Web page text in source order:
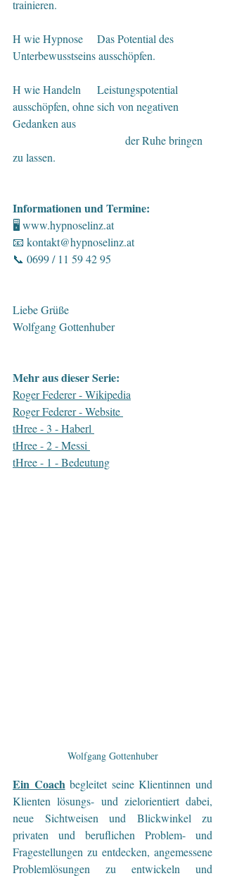
trainieren.
H wie Hypnose	Das Potential des
Unterbewusstseins ausschöpfen.
H wie Handeln	Leistungspotential
ausschöpfen, ohne sich von negativen
Gedanken aus
zu lassen.
Informationen und Termine:
🖥 www.hypnoselinz.at
📧 kontakt@hypnoselinz.at
📞 0699 / 11 59 42 95
Liebe Grüße
Wolfgang Gottenhuber
Mehr aus dieser Serie:
Roger Federer - Wikipedia
Roger Federer - Website
tHree - 3 - Haberl
tHree - 2 - Messi
tHree - 1 - Bedeutung
Wolfgang Gottenhuber
Ein Coach begleitet seine Klientinnen und
Klienten lösungs- und zielorientiert dabei,
neue Sichtweisen und Blickwinkel zu
privaten und beruflichen Problem- und
Fragestellungen zu entdecken, angemessene
Problemlösungen zu entwickeln und